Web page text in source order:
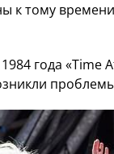
тому
года «Time